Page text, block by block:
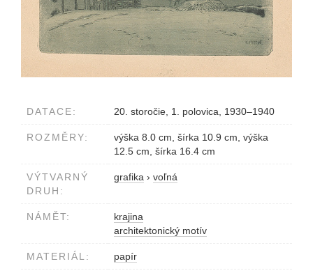
DATACE: 20. storočie, 1. polovica, 1930–1940
ROZMĚRY:
výška 8.0 cm, šírka 10.9 cm, výška
12.5 cm, šírka 16.4 cm
VÝTVARNÝ
DRUH:
grafika › voľná
NÁMĚT:
krajina
architektonický motív
MATERIÁL: papír